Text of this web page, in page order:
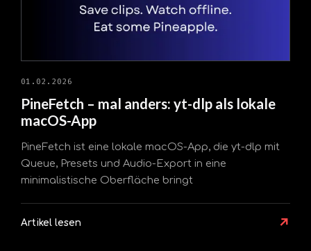
01.02.2026
PineFetch – mal anders: yt-dlp als lokale
macOS-App
PineFetch ist eine lokale macOS-App, die yt-dlp mit
Queue, Presets und Audio-Export in eine
minimalistische Oberfläche bringt
Artikel lesen ↗